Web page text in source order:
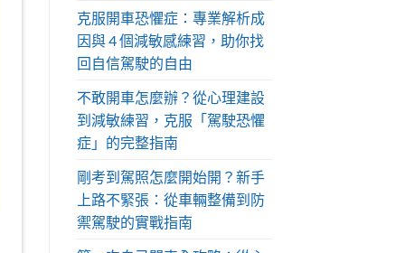
克服開車恐懼症：專業解析成
因與 4 個減敏感練習，助你找
回自信駕駛的自由
不敢開車怎麼辦？從心理建設
到減敏練習，克服「駕駛恐懼
症」的完整指南
剛考到駕照怎麼開始開？新手
上路不緊張：從車輛整備到防
禦駕駛的實戰指南